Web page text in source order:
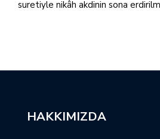
suretiyle nikâh akdinin sona
HAKKIMIZDA